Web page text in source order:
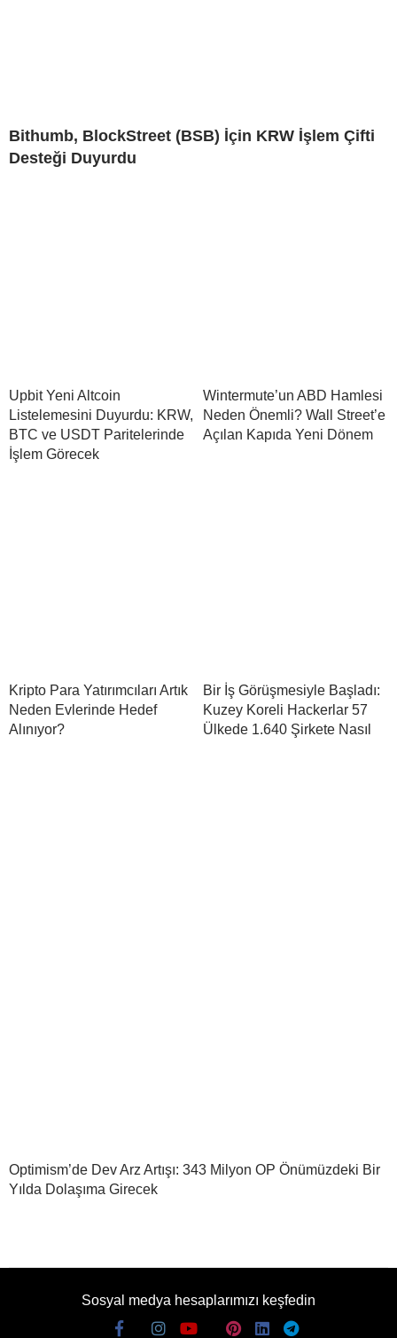
Bithumb, BlockStreet (BSB) İçin KRW İşlem Çifti
Desteği Duyurdu
Upbit Yeni Altcoin
Listelemesini Duyurdu: KRW,
BTC ve USDT Paritelerinde
İşlem Görecek
Wintermute’un ABD Hamlesi
Neden Önemli? Wall Street’e
Açılan Kapıda Yeni Dönem
Kripto Para Yatırımcıları Artık
Neden Evlerinde Hedef
Alınıyor?
Bir İş Görüşmesiyle Başladı:
Kuzey Koreli Hackerlar 57
Ülkede 1.640 Şirkete Nasıl
Optimism’de Dev Arz Artışı: 343 Milyon OP Önümüzdeki Bir
Yılda Dolaşıma Girecek
Sosyal medya hesaplarımızı keşfedin